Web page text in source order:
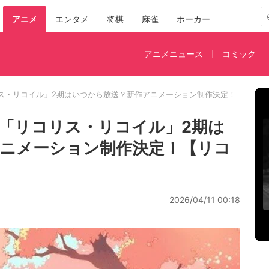
アニメ エンタメ 将棋 麻雀 ポーカー
アニメニュース コミック
・リコイル」2期はいつから放送？新作アニメーション制作決定！【リコリ
リコリス・リコイル」2期は
メーション制作決定！【リコ
2026/04/11 00:18